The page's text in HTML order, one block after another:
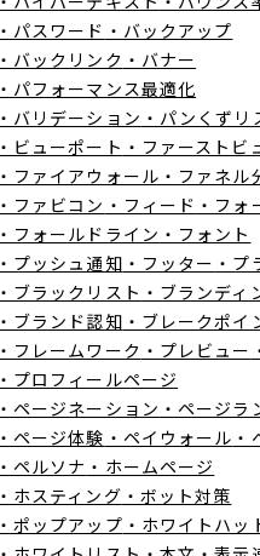
・パスワード ・バックアップ
・バックリンク ・バナー
・パフォーマンス最適化
・バリデーション ・パンくずリ
・ビューポート ・ファーストビ
・ファイアウォール ・ファネル
・ファビコン ・フィード ・フォ
・フォールドライン ・フォント
・プッシュ通知 ・フッター ・プ
・ブラックリスト ・ブランディ
・ブランド認知 ・ブレークポイ
・フレームワーク ・プレビュー
・プロフィールページ
・ページネーション ・ページラ
・ページ体験 ・ペイウォール ・
・ペルソナ ・ホームページ
・ホスティング ・ボット対策
・ポップアップ ・ホワイトハッ